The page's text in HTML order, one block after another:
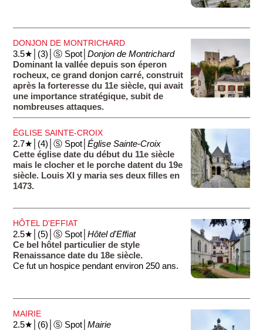
DONJON DE MONTRICHARD
3.5★│(3)│Ⓢ Spot│Donjon de Montrichard
Dominant la vallée depuis son éperon
rocheux, ce grand donjon carré, construit
après la forteresse du 11e siècle, qui avait
une importance stratégique, subit de
nombreuses attaques.
ÉGLISE SAINTE-CROIX
2.7★│(4)│Ⓢ Spot│Église Sainte-Croix
Cette église date du début du 11e siècle
mais le clocher et le porche datent du 19e
siècle. Louis XI y maria ses deux filles en
1473.
HÔTEL D'EFFIAT
2.5★│(5)│Ⓢ Spot│Hôtel d'Effiat
Ce bel hôtel particulier de style
Renaissance date du 18e siècle.
Ce fut un hospice pendant environ 250 ans.
MAIRIE
2.5★│(6)│Ⓢ Spot│Mairie